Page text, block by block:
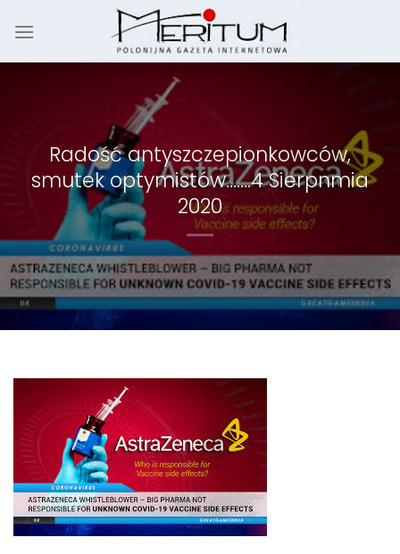
Radość antyszczepionkowców,
smutek optymistów…….4 Sierpnmia
2020